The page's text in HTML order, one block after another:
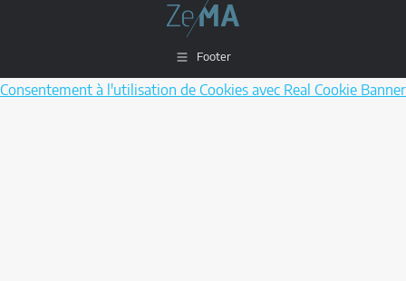
Footer
Consentement à l'utilisation de Cookies avec Real Cookie Banner